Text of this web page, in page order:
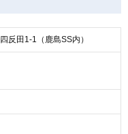
反田1-1（鹿島SS内）